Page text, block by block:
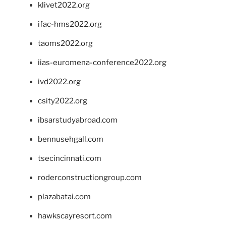
klivet2022.org
ifac-hms2022.org
taoms2022.org
iias-euromena-conference2022.org
ivd2022.org
csity2022.org
ibsarstudyabroad.com
bennusehgall.com
tsecincinnati.com
roderconstructiongroup.com
plazabatai.com
hawkscayresort.com